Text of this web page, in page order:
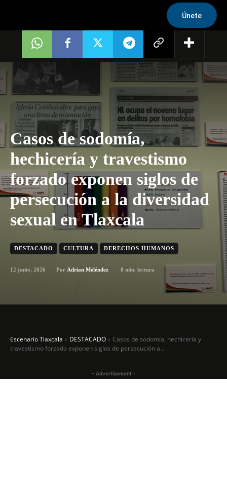
Únete
Casos de sodomía,
hechicería y travestismo
forzado exponen siglos de
persecución a la diversidad
sexual en Tlaxcala
DESTACADO CULTURA DERECHOS HUMANOS
12 junio, 2026 Por Adrian Meléndez 8 min. lectura
Escenario Tlaxcala DESTACADO
Casos de sodomía, hechicería y
travestismo forzado exponen siglos de persecución a...
- Advertisement -